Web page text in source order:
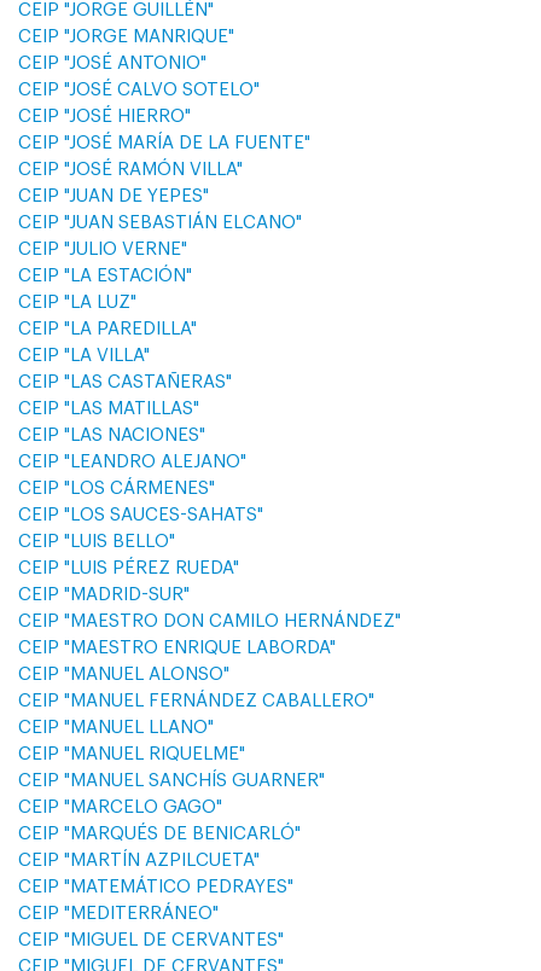
CEIP "JORGE GUILLÉN"
CEIP "JORGE MANRIQUE"
CEIP "JOSÉ ANTONIO"
CEIP "JOSÉ CALVO SOTELO"
CEIP "JOSÉ HIERRO"
CEIP "JOSÉ MARÍA DE LA FUENTE"
CEIP "JOSÉ RAMÓN VILLA"
CEIP "JUAN DE YEPES"
CEIP "JUAN SEBASTIÁN ELCANO"
CEIP "JULIO VERNE"
CEIP "LA ESTACIÓN"
CEIP "LA LUZ"
CEIP "LA PAREDILLA"
CEIP "LA VILLA"
CEIP "LAS CASTAÑERAS"
CEIP "LAS MATILLAS"
CEIP "LAS NACIONES"
CEIP "LEANDRO ALEJANO"
CEIP "LOS CÁRMENES"
CEIP "LOS SAUCES-SAHATS"
CEIP "LUIS BELLO"
CEIP "LUIS PÉREZ RUEDA"
CEIP "MADRID-SUR"
CEIP "MAESTRO DON CAMILO HERNÁNDEZ"
CEIP "MAESTRO ENRIQUE LABORDA"
CEIP "MANUEL ALONSO"
CEIP "MANUEL FERNÁNDEZ CABALLERO"
CEIP "MANUEL LLANO"
CEIP "MANUEL RIQUELME"
CEIP "MANUEL SANCHÍS GUARNER"
CEIP "MARCELO GAGO"
CEIP "MARQUÉS DE BENICARLÓ"
CEIP "MARTÍN AZPILCUETA"
CEIP "MATEMÁTICO PEDRAYES"
CEIP "MEDITERRÁNEO"
CEIP "MIGUEL DE CERVANTES"
CEIP "MIGUEL DE CERVANTES"